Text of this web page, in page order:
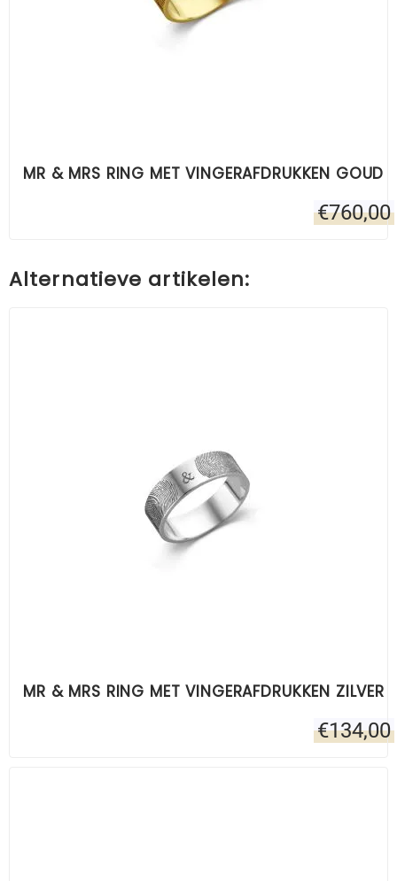
MR & MRS RING MET VINGERAFDRUKKEN GOUD
€760,00
Alternatieve artikelen:
MR & MRS RING MET VINGERAFDRUKKEN ZILVER
€134,00